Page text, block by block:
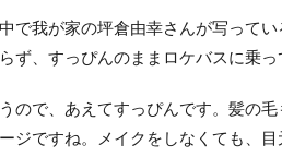
で我が家の坪倉由幸さんが写って
ず、すっぴんのままロケバスに乗っ
ので、あえてすっぴんです。髪の
ジですね。メイクをしなくても、